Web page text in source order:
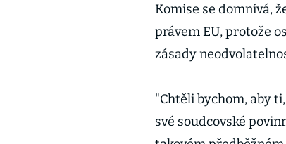
Komise se domnívá,
právem EU, protože
zásady
"Chtěli bychom, aby
své soudcovské